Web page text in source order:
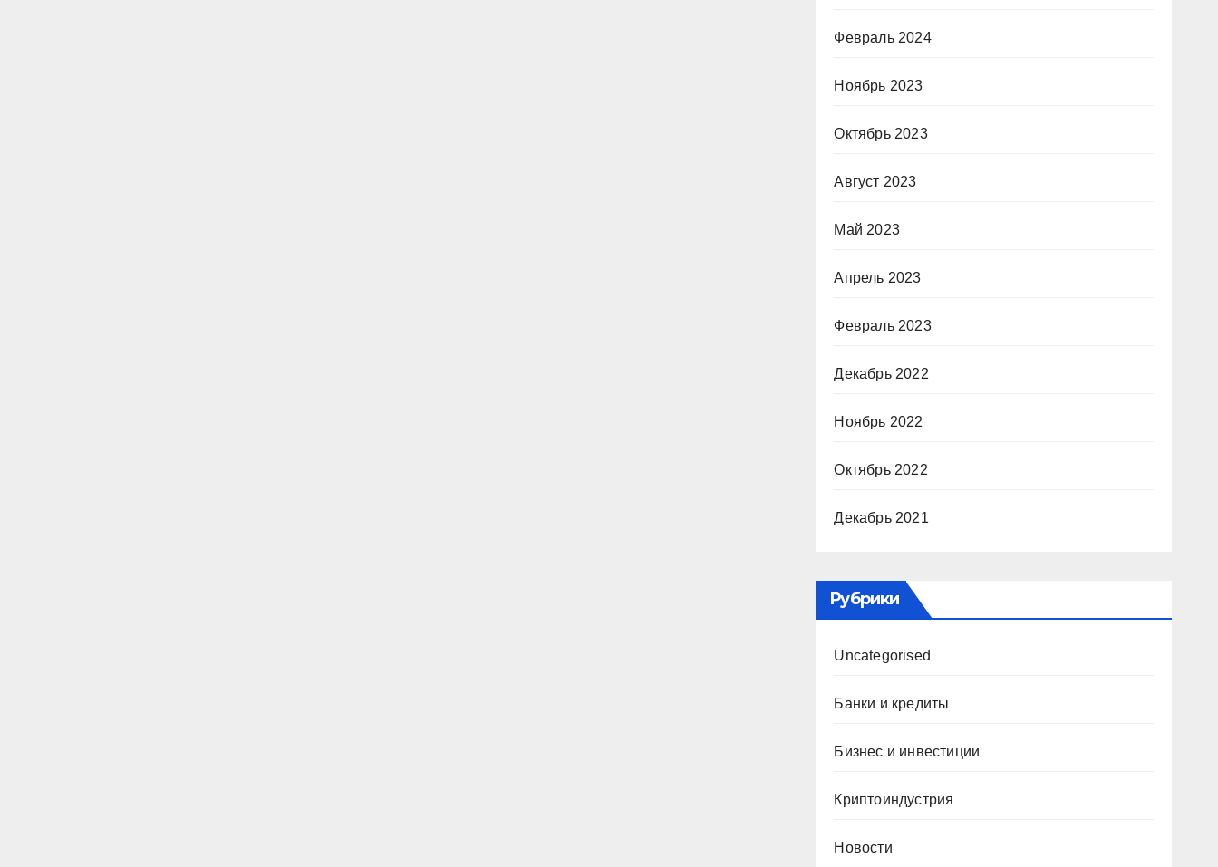
Февраль 2024
Ноябрь 2023
Октябрь 2023
Август 2023
Май 2023
Апрель 2023
Февраль 2023
Декабрь 2022
Ноябрь 2022
Октябрь 2022
Декабрь 2021
Рубрики
Uncategorised
Банки и кредиты
Бизнес и инвестиции
Криптоиндустрия
Новости